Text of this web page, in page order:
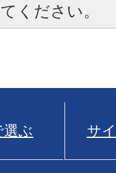
ください。
ぶ サ